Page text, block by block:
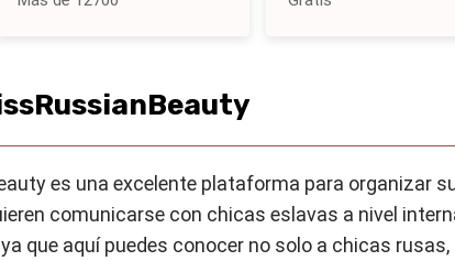
es una excelente plataforma para organizar
comunicarse con chicas eslavas a nivel
que aquí puedes conocer no solo a chicas